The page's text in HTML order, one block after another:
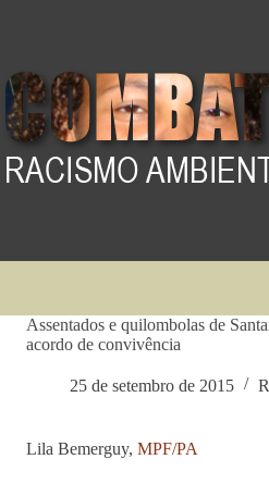
Assentados e quilombolas de
acordo de convivência
25 de setembro de 2015
Lila Bemerguy, MPF/PA